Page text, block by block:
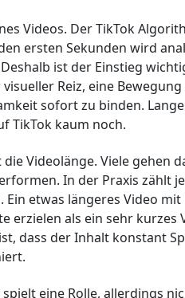
Videos. Der TikTok
ersten Sekunden wird
ist der Einstieg
Reiz, eine
sofort zu binden.
TikTok kaum noch.
Videolänge. Viele gehen
In der Praxis zählt
etwas längeres Video
erzielen als ein sehr kurzes
dass der Inhalt konstant
eine Rolle, allerdings